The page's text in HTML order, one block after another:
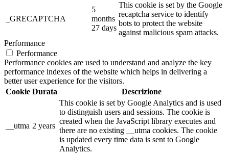
_GRECAPTCHA
5
months
27 days
This cookie is set by the Google
recaptcha service to identify
bots to protect the website
against malicious spam attacks.
Performance
Performance
Performance cookies are used to understand and analyze the key
performance indexes of the website which helps in delivering a
better user experience for the visitors.
Cookie Durata Descrizione
__utma 2 years
This cookie is set by Google Analytics and is used
to distinguish users and sessions. The cookie is
created when the JavaScript library executes and
there are no existing __utma cookies. The cookie
is updated every time data is sent to Google
Analytics.